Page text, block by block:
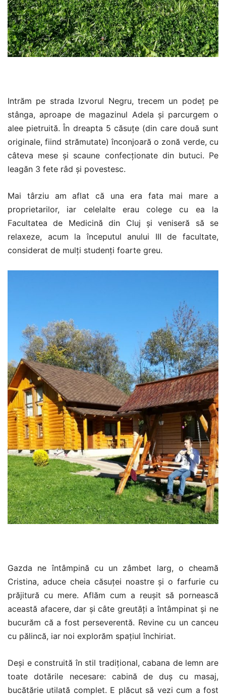
Intrăm pe strada Izvorul Negru, trecem un podeț pe
stânga, aproape de magazinul Adela și parcurgem o
alee pietruită. În dreapta 5 căsuțe (din care două sunt
originale, fiind strămutate) înconjoară o zonă verde, cu
câteva mese și scaune confecționate din butuci. Pe
leagăn 3 fete râd și povestesc.
Mai târziu am aflat că una era fata mai mare a
proprietarilor, iar celelalte erau colege cu ea la
Facultatea de Medicină din Cluj și veniseră să se
relaxeze, acum la începutul anului III de facultate,
considerat de mulți studenți foarte greu.
Gazda ne întâmpină cu un zâmbet larg, o cheamă
Cristina, aduce cheia căsuței noastre și o farfurie cu
prăjitură cu mere. Aflăm cum a reușit să pornească
această afacere, dar și câte greutăți a întâmpinat și ne
bucurăm că a fost perseverentă. Revine cu un canceu
cu pălincă, iar noi explorăm spațiul închiriat.
Deși e construită în stil tradițional, cabana de lemn are
toate dotările necesare: cabină de duș cu masaj,
bucătărie utilată complet. E plăcut să vezi cum a fost